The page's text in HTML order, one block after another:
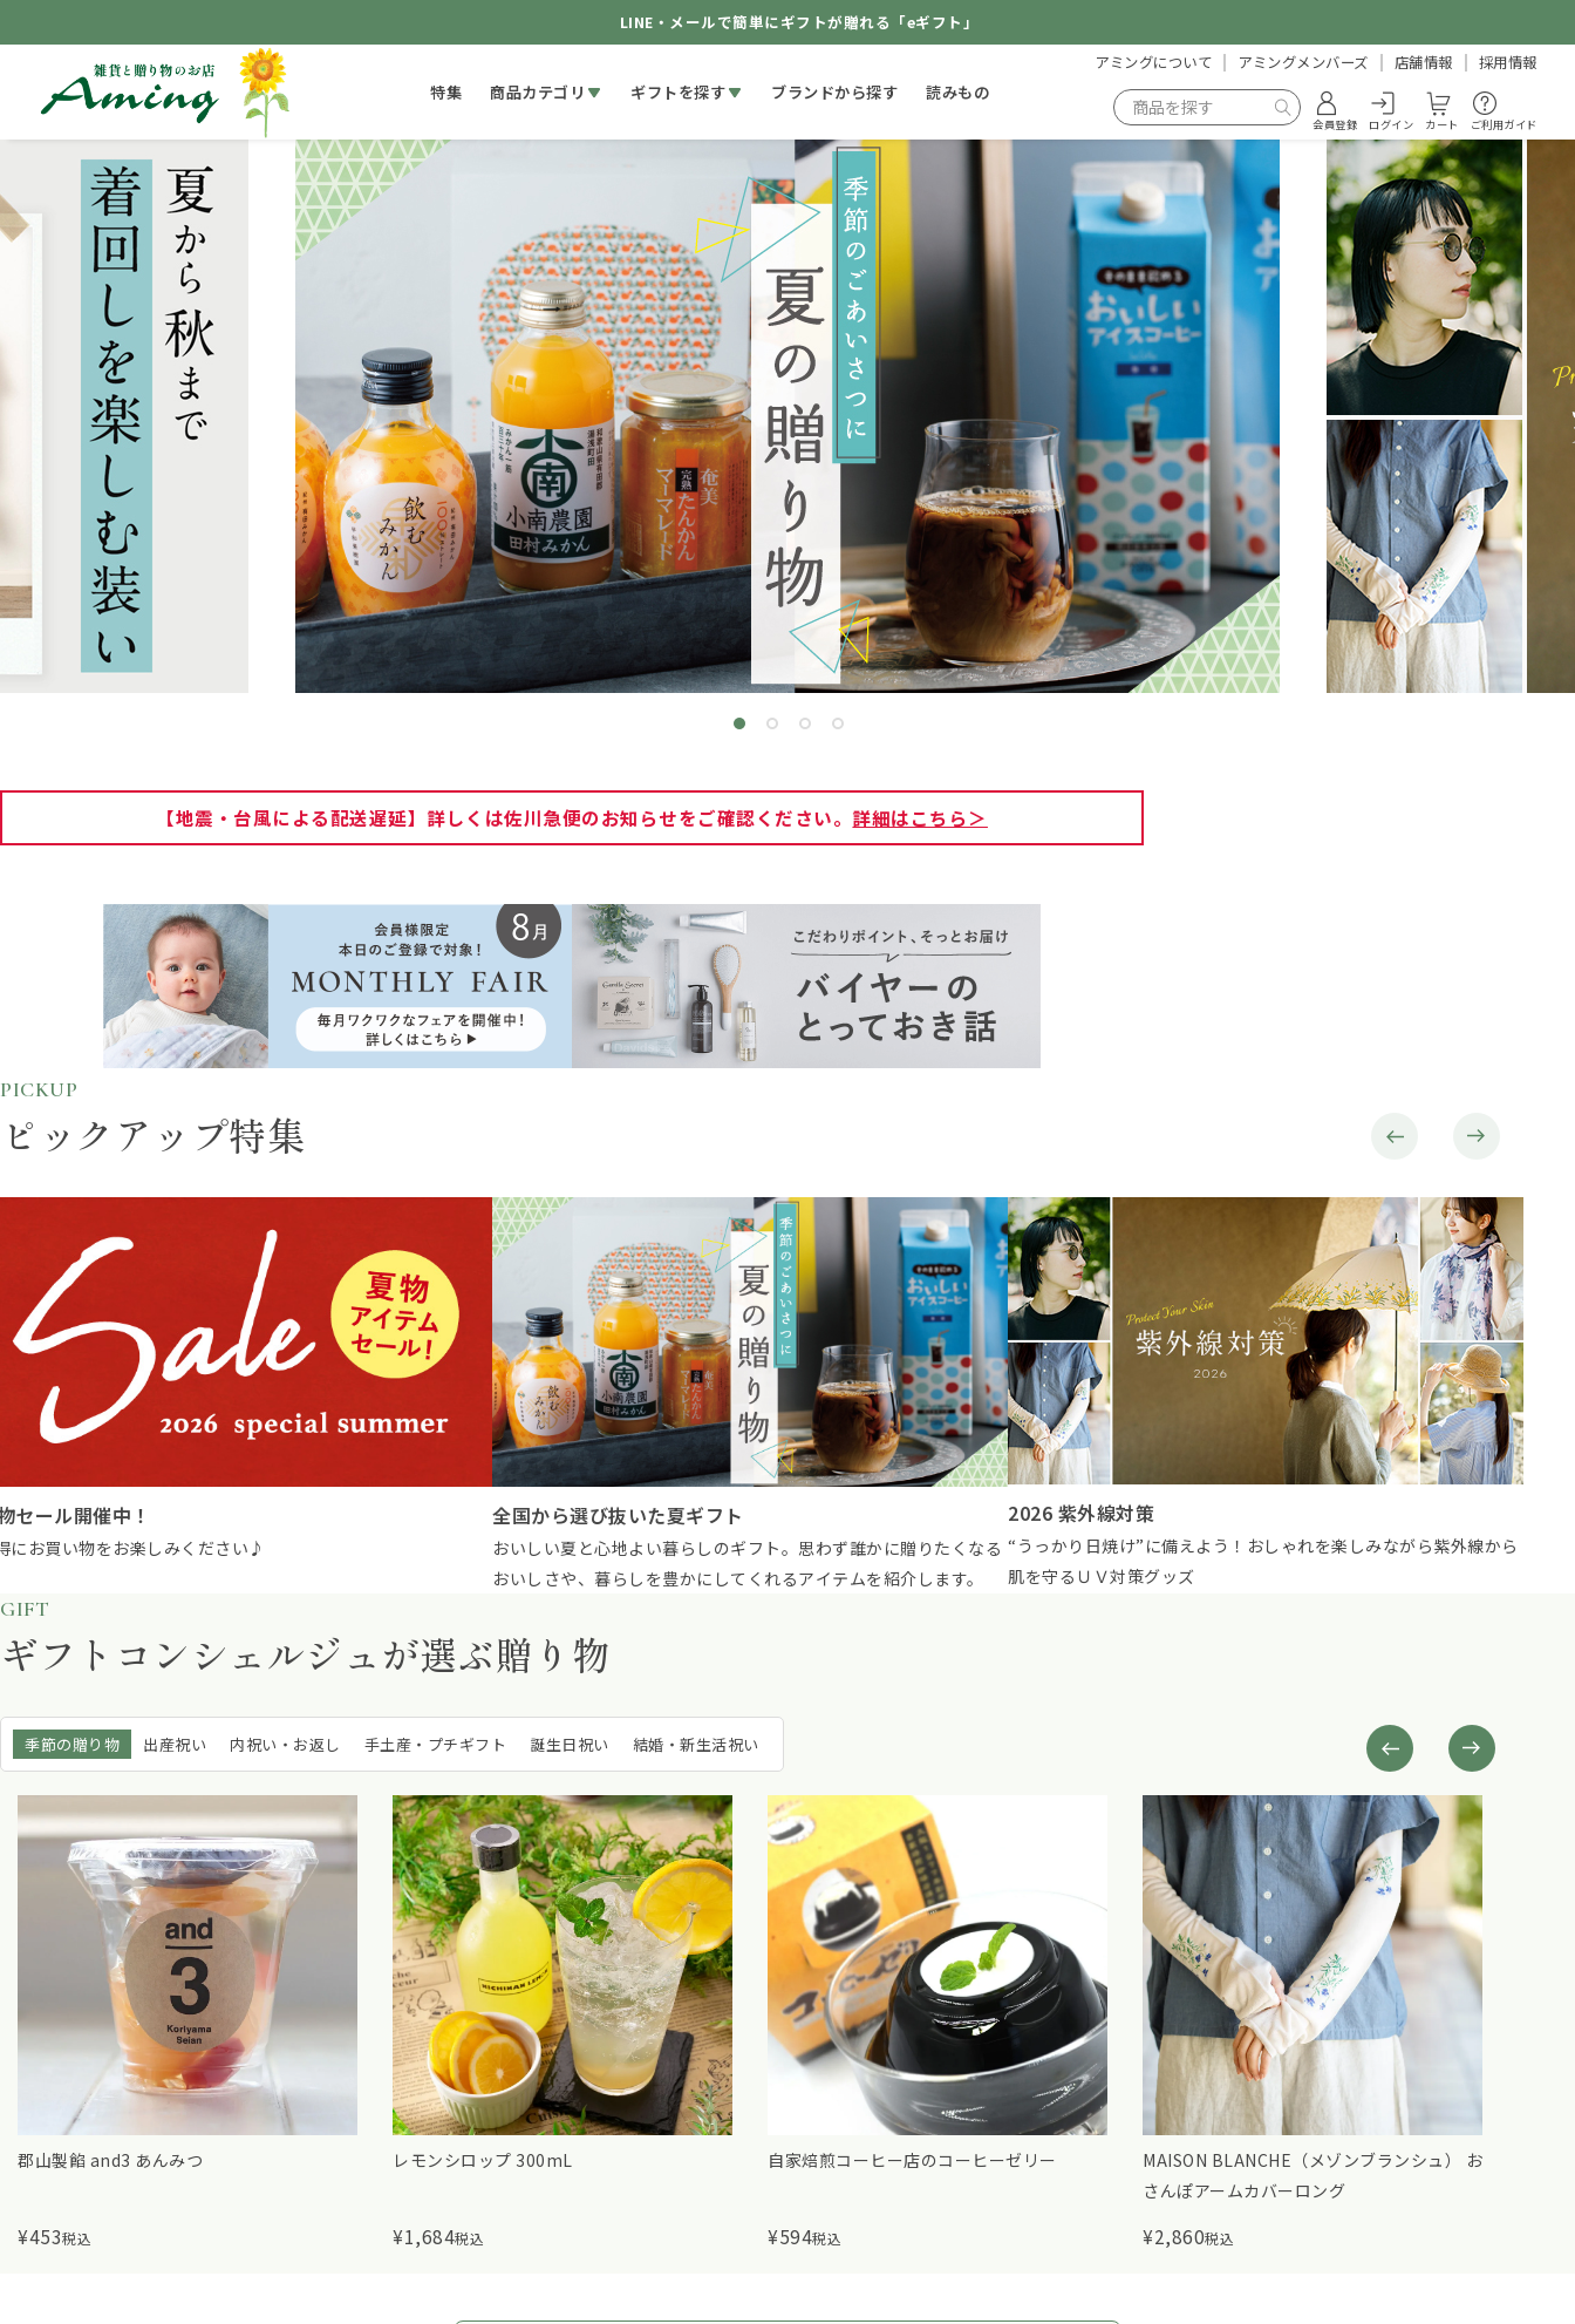
LINE・メールで簡単にギフトが贈れる「eギフト」
特集 商品カテゴリ ギフトを探す ブランドから探す 読みもの
アミングについて アミングメンバーズ 店舗情報 採用情報
会員登録 ログイン カート ご利用ガイド
【地震・台風による配送遅延】詳しくは佐川急便のお知らせをご確認ください。 詳細はこちら＞
PICKUP
ピックアップ特集
から選び抜いた夏ギフト
しい夏と心地よい暮らしのギフト。思わず誰かに贈りたくなる
2026 紫外線対策
“うっかり日焼け”に備えよう！おしゃれを楽しみながら紫外線から
肌を守るＵＶ対策グッズ
ひんやりドリンク特集
暑い季節にぴったりのサマードリンク特集♪バイヤーおすすめのド
リンクで夏のひとときを爽やかにお楽しみください。
GIFT
ギフトコンシェルジュが選ぶ贈り物
季節の贈り物 出産祝い 内祝い・お返し 手土産・プチギフト 誕生日祝い 結婚・新生活祝い
レモンシロップ 300mL
¥1,684税込
自家焙煎コーヒー店のコーヒーゼリー
¥594税込
MAISON BLANCHE（メゾンブランシュ） お
¥2,860税込
MAISON BLANCHE（メゾンブランシュ） お
さんぽストール(ベンベルグ)
¥2,970税込